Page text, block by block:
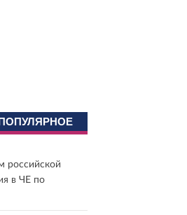
российской
в ЧЕ по